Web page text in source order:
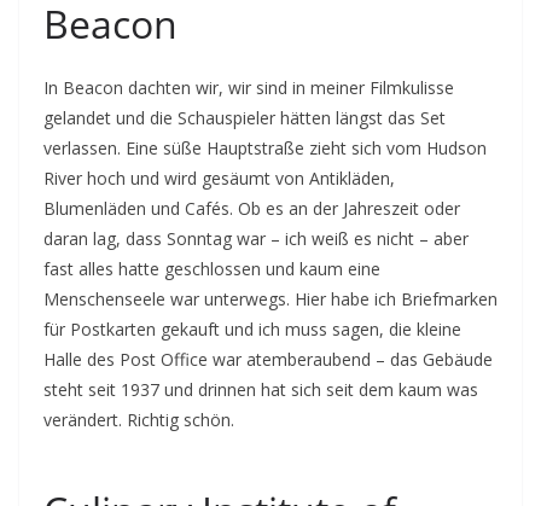
Beacon
In Beacon dachten wir, wir sind in meiner Filmkulisse
gelandet und die Schauspieler hätten längst das Set
verlassen. Eine süße Hauptstraße zieht sich vom Hudson
River hoch und wird gesäumt von Antikläden,
Blumenläden und Cafés. Ob es an der Jahreszeit oder
daran lag, dass Sonntag war – ich weiß es nicht – aber
fast alles hatte geschlossen und kaum eine
Menschenseele war unterwegs. Hier habe ich Briefmarken
für Postkarten gekauft und ich muss sagen, die kleine
Halle des Post Office war atemberaubend – das Gebäude
steht seit 1937 und drinnen hat sich seit dem kaum was
verändert. Richtig schön.